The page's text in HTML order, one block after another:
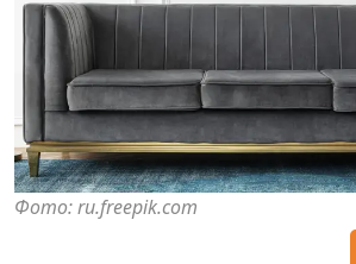
Фото: ru.freepik.com